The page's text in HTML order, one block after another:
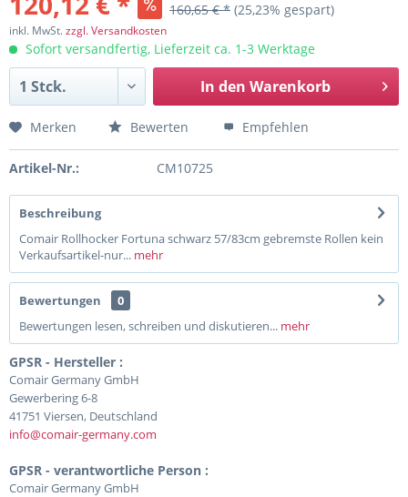
160,65 € * (25,23% gespart)
inkl. MwSt.zzgl. Versandkosten
Sofort versandfertig, Lieferzeit ca. 1-3 Werktage
In den Warenkorb
Merken Bewerten Empfehlen
Artikel-Nr.: CM10725
Beschreibung
Comair Rollhocker Fortuna schwarz 57/83cm gebremste Rollen kein
Verkaufsartikel-nur... mehr
Bewertungen
0
Bewertungen lesen, schreiben und diskutieren... mehr
GPSR - Hersteller :
Comair Germany GmbH
Gewerbering 6-8
41751 Viersen, Deutschland
info@comair-germany.com
GPSR - verantwortliche Person :
Comair Germany GmbH